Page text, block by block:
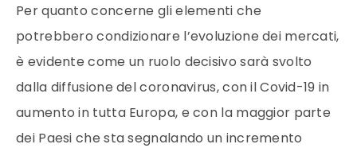
Per quanto concerne gli elementi che
potrebbero condizionare l’evoluzione dei mercati,
è evidente come un ruolo decisivo sarà svolto
dalla diffusione del coronavirus, con il Covid-19 in
aumento in tutta Europa, e con la maggior parte
dei Paesi che sta segnalando un incremento